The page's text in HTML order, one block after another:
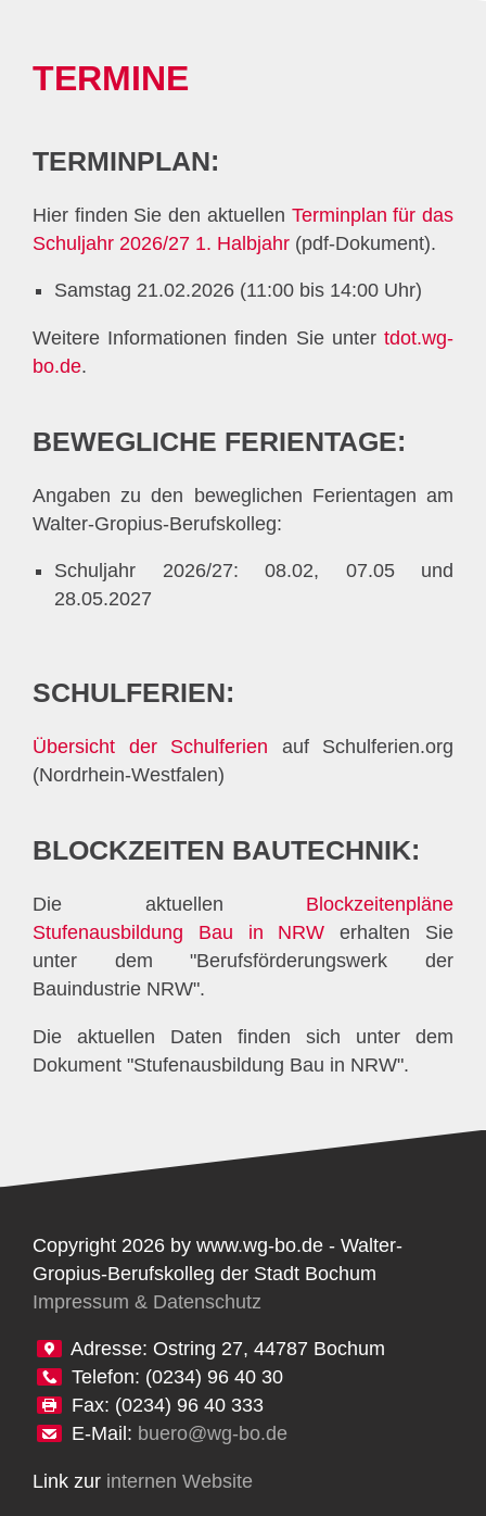
TERMINE
TERMINPLAN:
Hier finden Sie den aktuellen Terminplan für das
Schuljahr 2026/27 1. Halbjahr (pdf-Dokument).
Samstag 21.02.2026 (11:00 bis 14:00 Uhr)
Weitere Informationen finden Sie unter tdot.wg-
bo.de.
BEWEGLICHE FERIENTAGE:
Angaben zu den beweglichen Ferientagen am
Walter-Gropius-Berufskolleg:
Schuljahr 2026/27: 08.02, 07.05 und
28.05.2027
SCHULFERIEN:
Übersicht der Schulferien auf Schulferien.org
(Nordrhein-Westfalen)
BLOCKZEITEN BAUTECHNIK:
Die aktuellen Blockzeitenpläne
Stufenausbildung Bau in NRW erhalten Sie
unter dem "Berufsförderungswerk der
Bauindustrie NRW".
Die aktuellen Daten finden sich unter dem
Dokument "Stufenausbildung Bau in NRW".
Copyright 2026 by www.wg-bo.de - Walter-
Gropius-Berufskolleg der Stadt Bochum
Impressum & Datenschutz
Adresse: Ostring 27, 44787 Bochum
Telefon: (0234) 96 40 30
Fax: (0234) 96 40 333
E-Mail: buero@wg-bo.de
Link zur internen Website